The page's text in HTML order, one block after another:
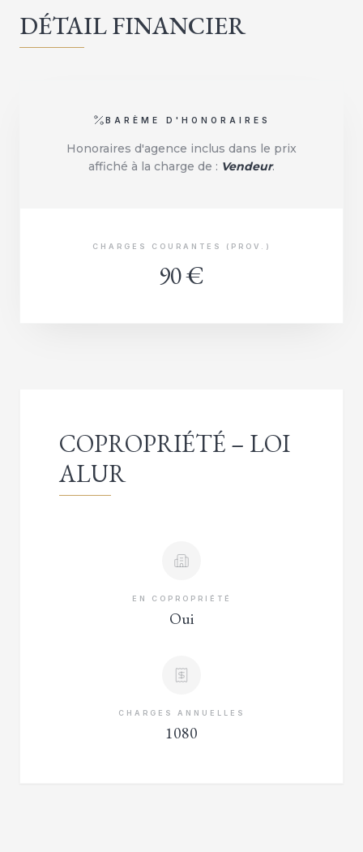
DÉTAIL FINANCIER
BARÈME D'HONORAIRES
Honoraires d'agence inclus dans le prix
affiché à la charge de : Vendeur.
CHARGES COURANTES (PROV.)
90 €
COPROPRIÉTÉ – LOI
ALUR
EN COPROPRIÉTÉ
Oui
CHARGES ANNUELLES
1080